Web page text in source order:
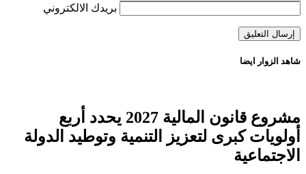
بريدك الالكتروني
شاهد الزوار ايضا
مشروع قانون المالية 2027 يحدد أربع
أولويات كبرى لتعزيز التنمية وتوطيد الدولة
الاجتماعية